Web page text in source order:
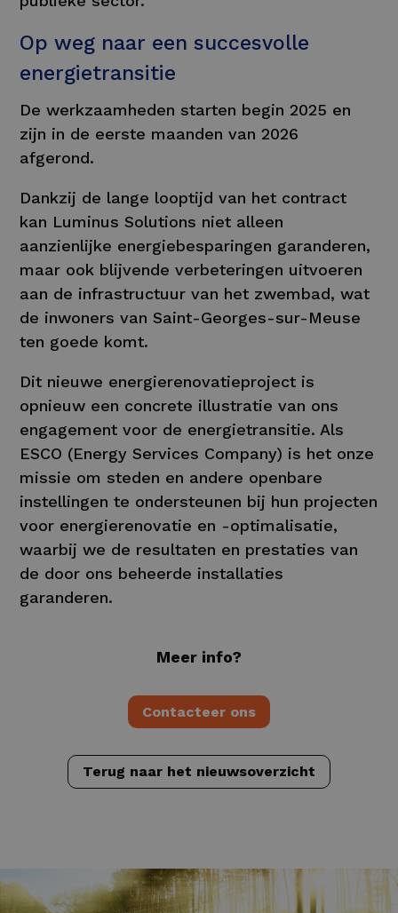
Op weg naar een succesvolle
energietransitie
De werkzaamheden starten begin 2025 en
zijn in de eerste maanden van 2026
afgerond.
Dankzij de lange looptijd van het contract
kan Luminus Solutions niet alleen
aanzienlijke energiebesparingen garanderen,
maar ook blijvende verbeteringen uitvoeren
aan de infrastructuur van het zwembad, wat
de inwoners van Saint-Georges-sur-Meuse
ten goede komt.
Dit nieuwe energierenovatieproject is
opnieuw een concrete illustratie van ons
engagement voor de energietransitie. Als
ESCO (Energy Services Company) is het onze
missie om steden en andere openbare
instellingen te ondersteunen bij hun projecten
voor energierenovatie en -optimalisatie,
waarbij we de resultaten en prestaties van
de door ons beheerde installaties
garanderen.
Meer info?
Contacteer ons
Terug naar het nieuwsoverzicht